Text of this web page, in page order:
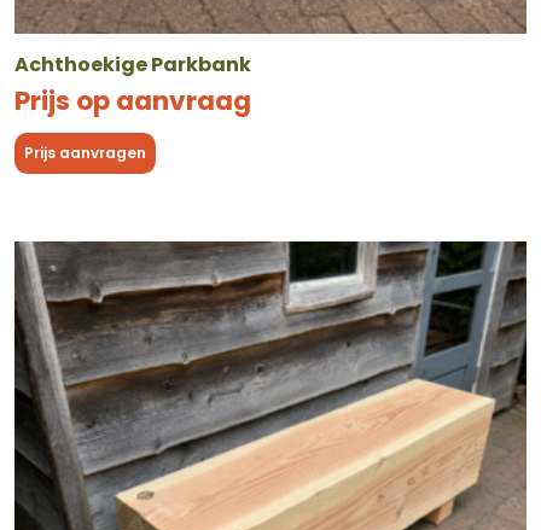
Achthoekige Parkbank
Prijs op aanvraag
Prijs aanvragen